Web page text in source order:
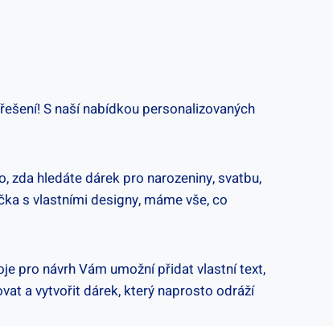
‍S ⁢naší ‍nabídkou personalizovaných
zda ‌hledáte ‌dárek pro narozeniny, svatbu,
s‍ vlastními designy, máme vše,⁣ co
⁤pro návrh‌ Vám‌ umožní přidat⁤ vlastní text,
a vytvořit dárek, který naprosto odráží